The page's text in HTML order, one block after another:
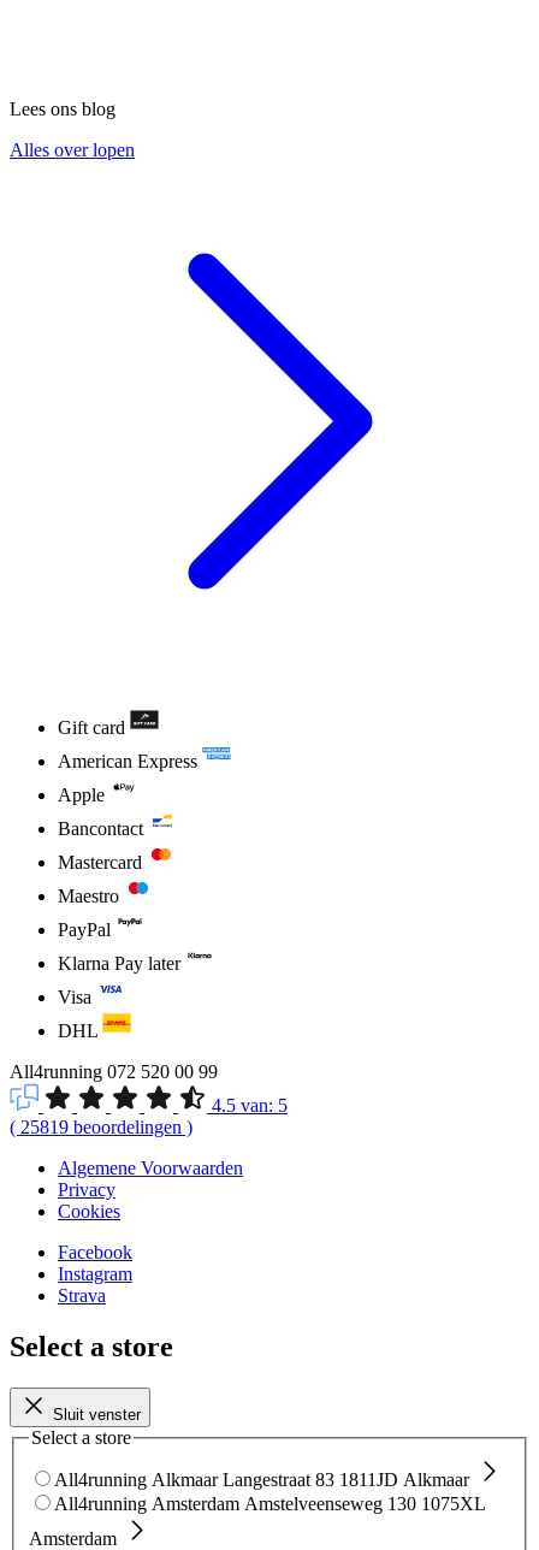
Lees ons blog
Alles over lopen
Gift card
American Express
Apple
Bancontact
Mastercard
Maestro
PayPal
Klarna Pay later
Visa
DHL
All4running 072 520 00 99
4.5 van: 5
( 25819 beoordelingen )
Algemene Voorwaarden
Privacy
Cookies
Facebook
Instagram
Strava
Select a store
Sluit venster
Select a store
All4running Alkmaar Langestraat 83 1811JD Alkmaar
All4running Amsterdam Amstelveenseweg 130 1075XL
Amsterdam